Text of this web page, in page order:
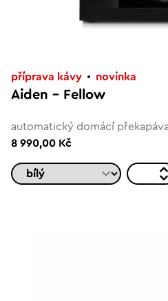
příprava kávy novinka
Aiden – Fellow
automatický domácí
8 990,00 Kč